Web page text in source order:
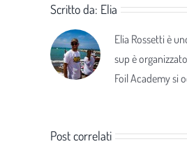
Scritto da: Elia
Elia Rossetti è
sup è
Foil Academy si
Post correlati